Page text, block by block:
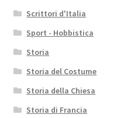
Scrittori d'Italia
Sport - Hobbistica
Storia
Storia del Costume
Storia della Chiesa
Storia di Francia